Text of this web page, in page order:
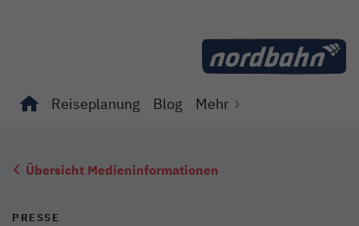
Reiseplanung Blog Mehr
Übersicht Medieninformationen
PRESSE